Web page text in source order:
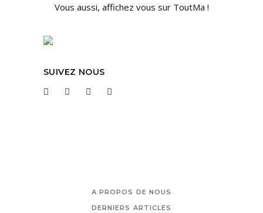
Vous aussi, affichez vous sur ToutMa !
SUIVEZ NOUS
A PROPOS DE NOUS
DERNIERS ARTICLES